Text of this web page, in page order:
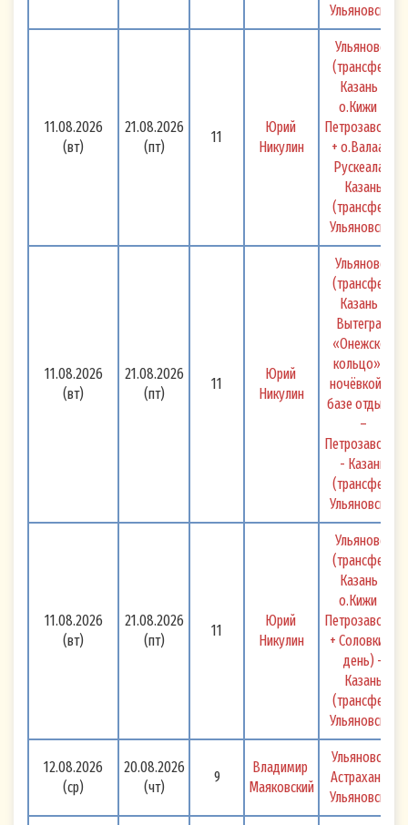
Ульяновск
11.08.2026
(вт)
21.08.2026
(пт)
11
Юрий
Никулин
Ульяновск
(трансфер)
Казань -
о.Кижи –
Петрозаводск
+ о.Валаам,
Рускеала -
Казань
(трансфер)
Ульяновск
11.08.2026
(вт)
21.08.2026
(пт)
11
Юрий
Никулин
Ульяновск
(трансфер)
Казань -
Вытегра +
«Онежское
кольцо» (с
ночёвкой на
базе отдыха)
–
Петрозаводск
- Казань
(трансфер)
Ульяновск
11.08.2026
(вт)
21.08.2026
(пт)
11
Юрий
Никулин
Ульяновск
(трансфер)
Казань -
о.Кижи –
Петрозаводск
+ Соловки (1
день) -
Казань
(трансфер)
Ульяновск
12.08.2026
(ср)
20.08.2026
(чт)
9
Владимир
Маяковский
Ульяновск -
Астрахань -
Ульяновск